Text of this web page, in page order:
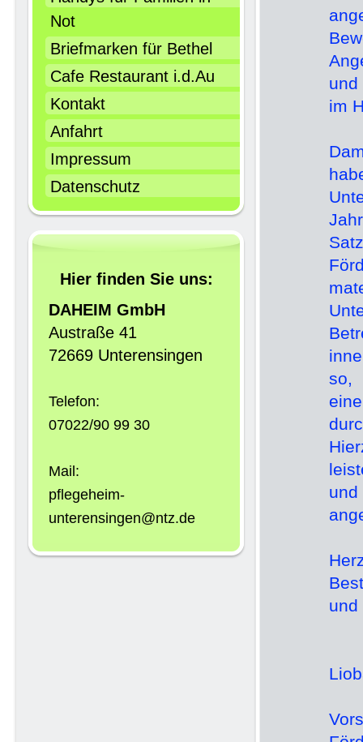
im
so,
und
Not
Briefmarken für Bethel
Cafe Restaurant i.d.Au
Kontakt
Anfahrt
Impressum
Datenschutz
Hier finden Sie uns:
DAHEIM GmbH
Austraße 41
72669 Unterensingen
Telefon:
07022/90 99 30
Mail:
pflegeheim-
unterensingen@ntz.de